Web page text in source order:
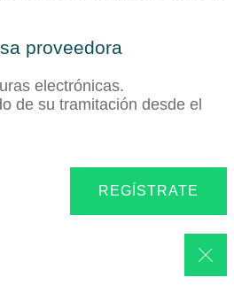
proveedora
electrónicas.
de su tramitación desde el
REGÍSTRATE